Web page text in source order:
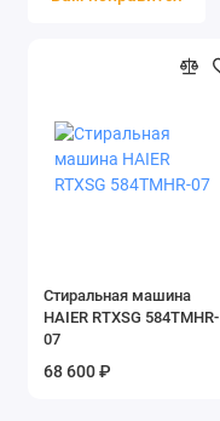
Тип экрана
Поддержка РоЕ
Комплектация
Особенности,
Стиральная машина
HAIER RTXSG 584TMHR-
07
68 600 ₽